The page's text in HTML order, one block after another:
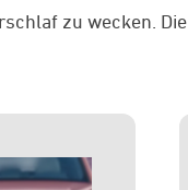
zu wecken. Die